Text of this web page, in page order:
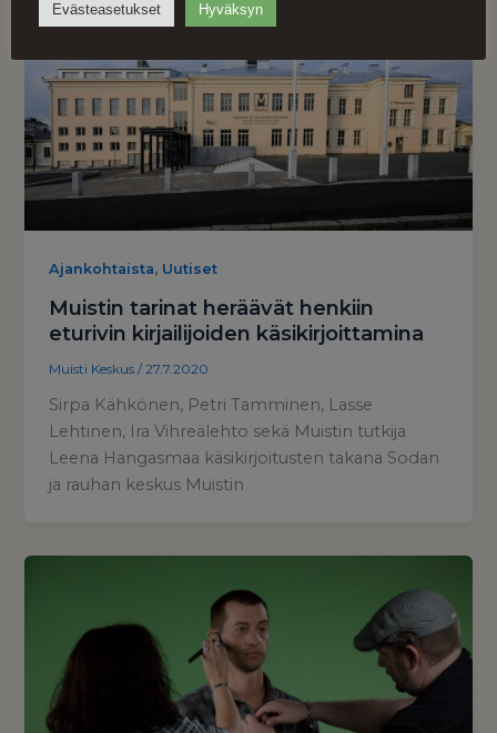
Ajankohtaista, Uutiset
Muistin tarinat heräävät henkiin
eturivin kirjailijoiden käsikirjoittamina
Muisti Keskus/27.7.2020
Sirpa Kähkönen, Petri Tamminen, Lasse
Lehtinen, Ira Vihreälehto sekä Muistin tutkija
Leena Hangasmaa käsikirjoitusten takana Sodan
ja rauhan keskus Muistin
Evästeasetukset Hyväksyn